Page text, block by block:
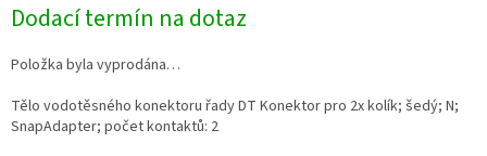
cena:
Dodací termín na dotaz
Položka byla vyprodána…
Tělo vodotěsného konektoru řady DT Konektor pro 2x kolík; šedý; N;
SnapAdapter; počet kontaktů: 2